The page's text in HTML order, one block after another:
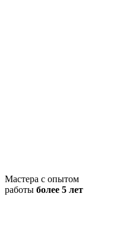
Мастера с опытом
работы более 5 лет